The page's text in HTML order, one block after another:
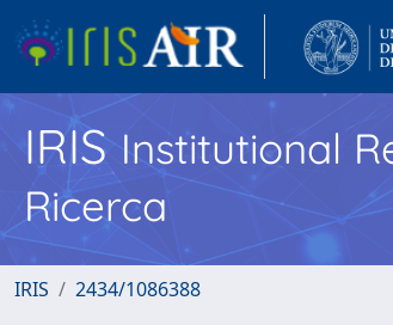
IRISInstitutional
Ricerca
IRIS 2434/1086388